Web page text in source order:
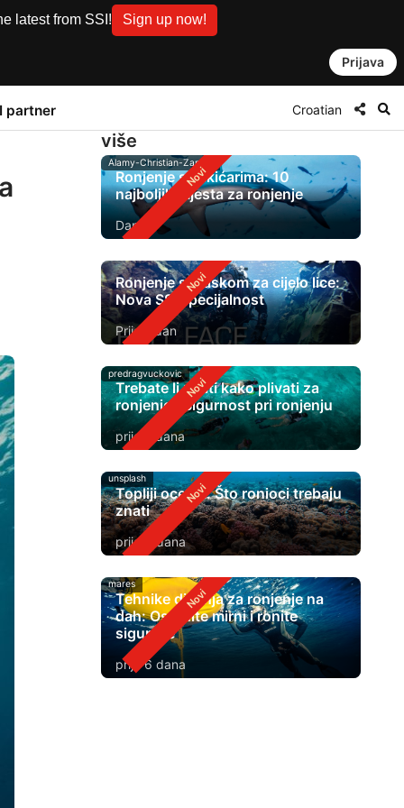
latest from SSI! Sign up now!
Prijava
partner Croatian
više
Alamy-Christian-Zappel
Ronjenje s čekićarima: 10
najboljih mjesta za ronjenje
Danas
Ronjenje s maskom za cijelo lice:
Nova SSI specijalnost
Prije 1 dan
predragvuckovic
Trebate li znati kako plivati ​​za
ronjenje? Sigurnost pri ronjenju
prije 2 dana
unsplash
Topliji oceani: Što ronioci trebaju
znati
prije 4 dana
mares
Tehnike disanja za ronjenje na
dah: Ostanite mirni i ronite
sigurnije
prije 6 dana